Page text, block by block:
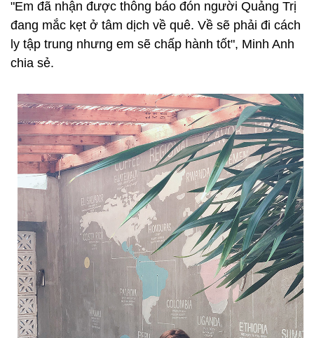
"Em đã nhận được thông báo đón người Quảng Trị
đang mắc kẹt ở tâm dịch về quê. Về sẽ phải đi cách
ly tập trung nhưng em sẽ chấp hành tốt", Minh Anh
chia sẻ.